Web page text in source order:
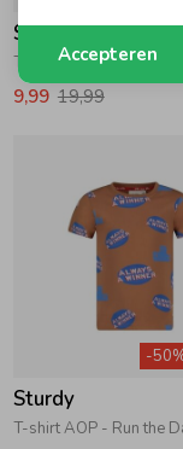
Sturdy
9,99 19,99
-
Sturdy
Accepteren